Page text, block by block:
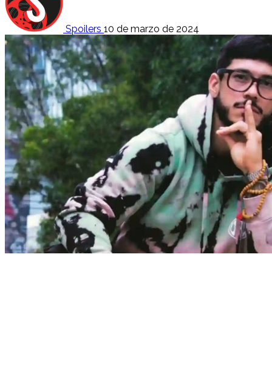
Spoilers 10 de marzo de 2024